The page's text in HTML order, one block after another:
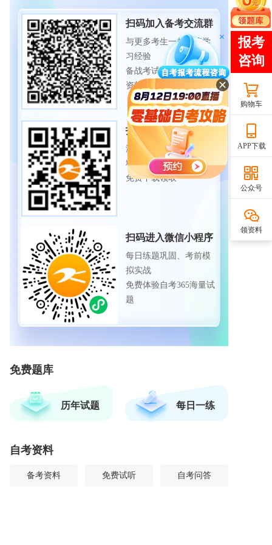
扫码加入备考交流群
与更多考生一起交流学
习经验
备战考试，获取试题及
资料
扫码下载APP
海量历年试题、备考资
料
免费下载领取
扫码进入微信小程序
每日练题巩固、考前模
拟实战
免费体验自考365海量试
题
免费题库
历年试题 每日一练
自考资料
备考资料 免费试听 自考问答
购物车
APP下载
公众号
领资料